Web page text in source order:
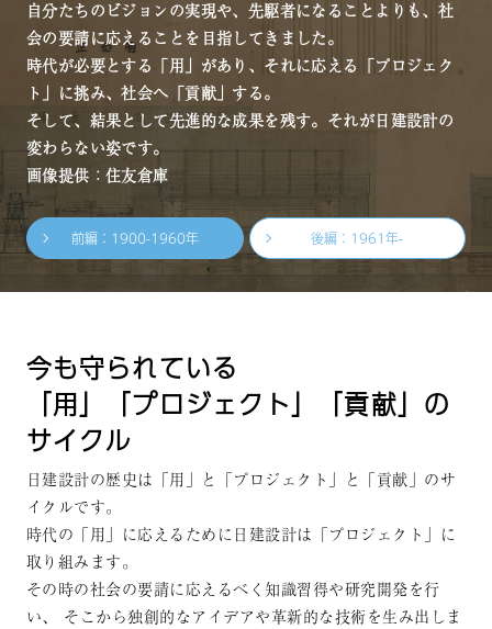
自分たちのビジョンの実現や、先駆者になることよりも、社
会の要請に応えることを目指してきました。
時代が必要とする「⽤」があり、それに応える「プロジェク
ト」に挑み、社会へ「貢献」する。
そして、結果として先進的な成果を残す。それが⽇建設計の
変わらない姿です。
画像提供：住友倉庫
前編：1900-1960年 後編：1961年-
今も守られている
「⽤」「プロジェクト」「貢献」の
サイクル
日建設計の歴史は「用」と「プロジェクト」と「貢献」のサ
イクルです。
時代の「用」に応えるために日建設計は「プロジェクト」に
取り組みます。
その時の社会の要請に応えるべく知識習得や研究開発を行
い、
そこから独創的なアイデアや革新的な技術を生み出しま